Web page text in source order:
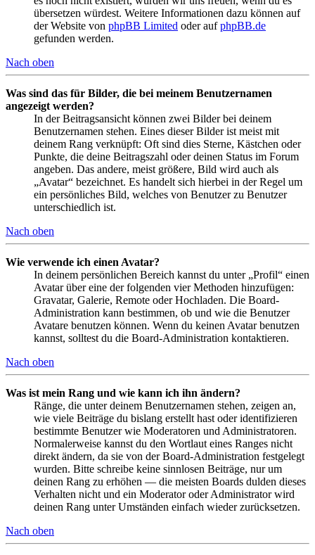
übersetzen würdest. Weitere Informationen dazu können auf
der Website von phpBB Limited oder aufphpBB.de
gefunden werden.
Nach oben
Was sind das für Bilder, die bei meinem Benutzernamen
angezeigt werden?
In der Beitragsansicht können zwei Bilder bei deinem
Benutzernamen stehen. Eines dieser Bilder ist meist mit
deinem Rang verknüpft: Oft sind dies Sterne, Kästchen oder
Punkte, die deine Beitragszahl oder deinen Status im Forum
angeben. Das andere, meist größere, Bild wird auch als
„Avatar“ bezeichnet. Es handelt sich hierbei in der Regel um
ein persönliches Bild, welches von Benutzer zu Benutzer
unterschiedlich ist.
Nach oben
Wie verwende ich einen Avatar?
In deinem persönlichen Bereich kannst du unter „Profil“ einen
Avatar über eine der folgenden vier Methoden hinzufügen:
Gravatar, Galerie, Remote oder Hochladen. Die Board-
Administration kann bestimmen, ob und wie die Benutzer
Avatare benutzen können. Wenn du keinen Avatar benutzen
kannst, solltest du die Board-Administration kontaktieren.
Nach oben
Was ist mein Rang und wie kann ich ihn ändern?
Ränge, die unter deinem Benutzernamen stehen, zeigen an,
wie viele Beiträge du bislang erstellt hast oder identifizieren
bestimmte Benutzer wie Moderatoren und Administratoren.
Normalerweise kannst du den Wortlaut eines Ranges nicht
direkt ändern, da sie von der Board-Administration festgelegt
wurden. Bitte schreibe keine sinnlosen Beiträge, nur um
deinen Rang zu erhöhen — die meisten Boards dulden dieses
Verhalten nicht und ein Moderator oder Administrator wird
deinen Rang unter Umständen einfach wieder zurücksetzen.
Nach oben